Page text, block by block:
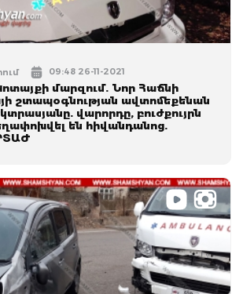
09:48 26-11-2021
մարզում. Նոր Հաճնի
շտապօգնության ավտոմեքենան
վարորդը, բուժքույրն
են հիվանդանոց.